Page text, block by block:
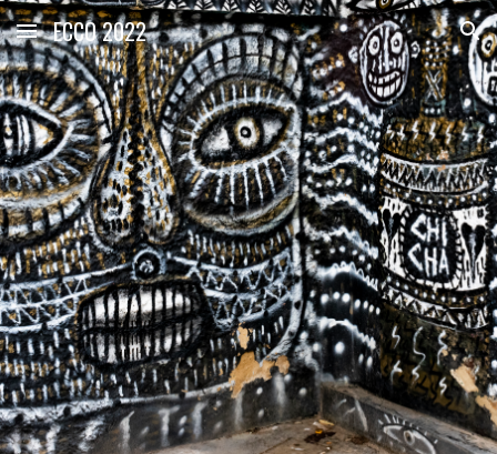
Skip to main content Skip to navigation
ECCO 2022